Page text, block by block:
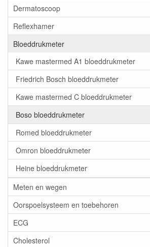
Dermatoscoop
Reflexhamer
Bloeddrukmeter
Kawe mastermed A1 bloeddrukmeter
Friedrich Bosch bloeddrukmeter
Kawe mastermed C bloeddrukmeter
Boso bloeddrukmeter
Romed bloeddrukmeter
Omron bloeddrukmeter
Heine bloeddrukmeter
Meten en wegen
Oorspoelsysteem en toebehoren
ECG
Cholesterol